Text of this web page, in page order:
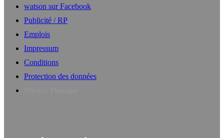
watson sur Facebook
Publicité / RP
Emplois
Impressum
Conditions
Protection des données